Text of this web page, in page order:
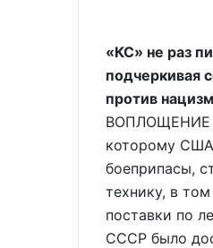
«КС» не раз
подчеркивая
против
ВОПЛОЩЕНИЕ
которому США
боеприпасы,
технику, в
поставки по
СССР было